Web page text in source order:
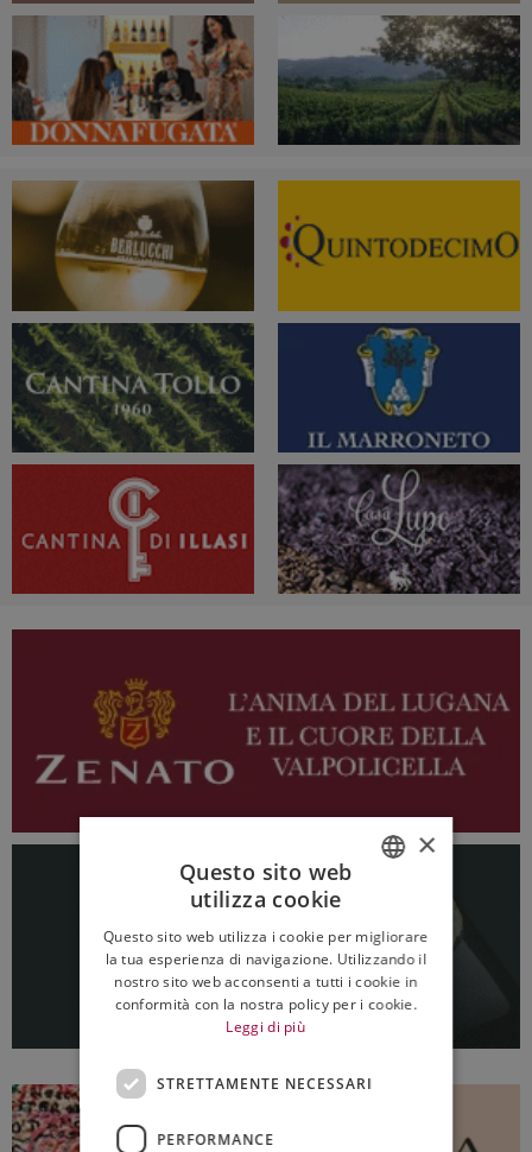
ENGLISH
×
Questo sito web
utilizza cookie
Questo sito web utilizza i cookie per migliorare
la tua esperienza di navigazione. Utilizzando il
nostro sito web acconsenti a tutti i cookie in
conformità con la nostra policy per i cookie.
Leggi di più
STRETTAMENTE NECESSARI
PERFORMANCE